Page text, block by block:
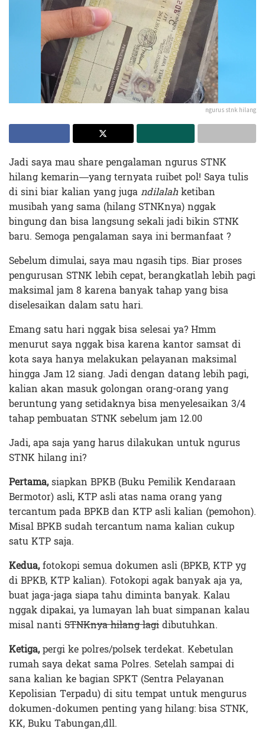
ngurus stnk hilang
Jadi saya mau share pengalaman ngurus STNK
hilang kemarin—yang ternyata ruibet pol! Saya tulis
di sini biar kalian yang jugandilalahketiban
musibah yang sama (hilang STNKnya) nggak
bingung dan bisa langsung sekali jadi bikin STNK
baru. Semoga pengalaman saya ini bermanfaat ?
Sebelum dimulai, saya mau ngasih tips. Biar proses
pengurusan STNK lebih cepat, berangkatlah lebih pagi
maksimal jam 8 karena banyak tahap yang bisa
diselesaikan dalam satu hari.
Emang satu hari nggak bisa selesai ya? Hmm
menurut saya nggak bisa karena kantor samsat di
kota saya hanya melakukan pelayanan maksimal
hingga Jam 12 siang. Jadi dengan datang lebih pagi,
kalian akan masuk golongan orang-orang yang
beruntung yang setidaknya bisa menyelesaikan 3/4
tahap pembuatan STNK sebelum jam 12.00
Jadi, apa saja yang harus dilakukan untuk ngurus
STNK hilang ini?
Pertama,siapkan BPKB (Buku Pemilik Kendaraan
Bermotor) asli, KTP asli atas nama orang yang
tercantum pada BPKB dan KTP asli kalian (pemohon).
Misal BPKB sudah tercantum nama kalian cukup
satu KTP saja.
Kedua,fotokopi semua dokumen asli (BPKB, KTP yg
di BPKB, KTP kalian). Fotokopi agak banyak aja ya,
buat jaga-jaga siapa tahu diminta banyak. Kalau
nggak dipakai, ya lumayan lah buat simpanan kalau
misal nantiSTNKnya hilang lagidibutuhkan.
Ketiga,pergi ke polres/polsek terdekat. Kebetulan
rumah saya dekat sama Polres. Setelah sampai di
sana kalian ke bagian SPKT (Sentra Pelayanan
Kepolisian Terpadu) di situ tempat untuk mengurus
dokumen-dokumen penting yang hilang: bisa STNK,
KK, Buku Tabungan,dll.